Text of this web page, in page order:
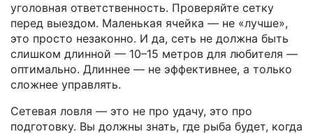
уголовная ответственность. Проверяйте сетку
перед выездом. Маленькая ячейка — не «лучше»,
это просто незаконно. И да, сеть не должна быть
слишком длинной — 10–15 метров для любителя —
оптимально. Длиннее — не эффективнее, а только
сложнее управлять.
Сетевая ловля — это не про удачу, это про
подготовку. Вы должны знать, где рыба будет, когда